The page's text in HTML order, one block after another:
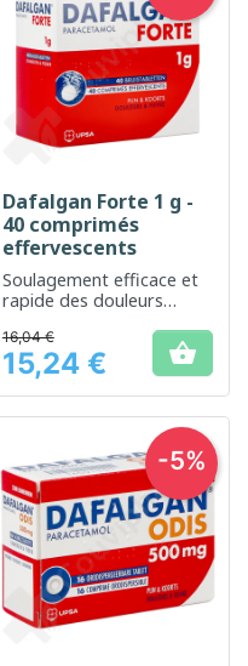
Dafalgan Forte 1 g -
40 comprimés
effervescents
Soulagement efficace et
rapide des douleurs
Prix
16,04 €
15,24 € 
-5%